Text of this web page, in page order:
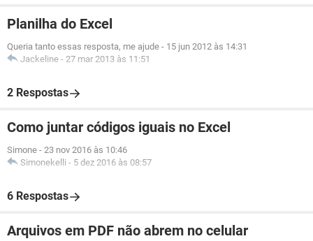
Planilha do Excel
Queria tanto essas resposta, me ajude - 15 jun 2012 às 14:31
Jackeline - 27 mar 2013 às 11:51
2 Respostas
Como juntar códigos iguais no Excel
Simone - 23 nov 2016 às 10:46
Simonekelli - 5 dez 2016 às 08:57
6 Respostas
Arquivos em PDF não abrem no celular